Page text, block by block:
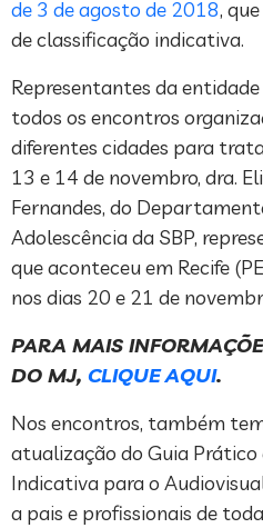
de 3 de agosto de 2018,
de classificação indicativa.
Representantes da
todos os encontros
diferentes cidades para
13 e 14 de novembro, dra.
Fernandes, do
Adolescência da SBP,
que aconteceu em Recife
nos dias 20 e 21 de
PARA MAIS
DO MJ, CLIQUE AQUI.
Nos encontros, também
atualização do Guia Prático
Indicativa para o
a pais e profissionais de